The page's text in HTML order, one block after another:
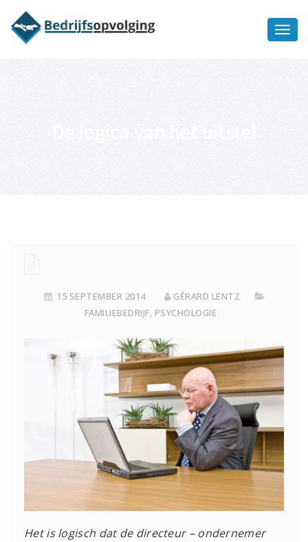
15 SEPTEMBER 2014
GÉRARD LENTZ
FAMILIEBEDRIJF, PSYCHOLOGIE
Het is logisch dat de directeur – ondernemer
bedrijfsopvolging voor fiscaal
juridisch advies
Ik wil meer informatie